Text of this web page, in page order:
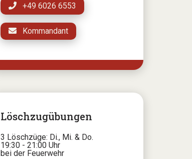
+49 6026 6553
Kommandant
Löschzugübungen
3 Löschzüge: Di., Mi. & Do.
19:30 - 21:00 Uhr
bei der Feuerwehr